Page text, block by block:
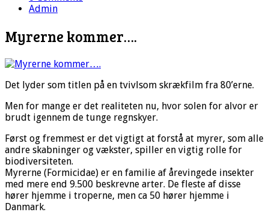
Admin
Myrerne kommer….
Det lyder som titlen på en tvivlsom skrækfilm fra 80’erne.
Men for mange er det realiteten nu, hvor solen for alvor er
brudt igennem de tunge regnskyer.
Først og fremmest er det vigtigt at forstå at myrer, som alle
andre skabninger og vækster, spiller en vigtig rolle for
biodiversiteten.
Myrerne (Formicidae) er en familie af årevingede insekter
med mere end 9.500 beskrevne arter. De fleste af disse
hører hjemme i troperne, men ca 50 hører hjemme i
Danmark.